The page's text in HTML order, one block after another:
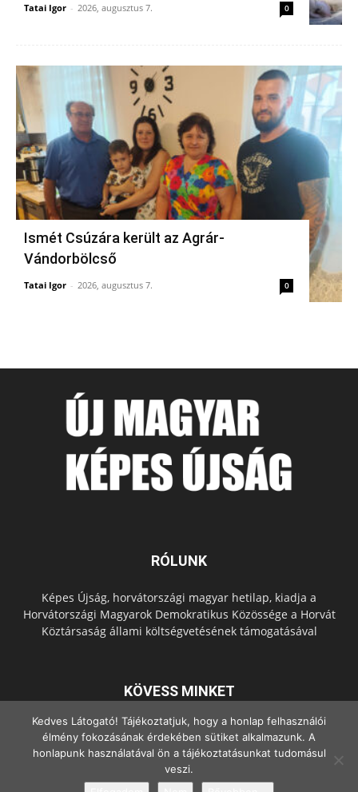
Tatai Igor - 2026, augusztus 7. 0
Ismét Csúzára került az Agrár-
Vándorbölcső
Tatai Igor - 2026, augusztus 7. 0
RÓLUNK
Képes Újság, horvátországi magyar hetilap, kiadja a
Horvátországi Magyarok Demokratikus Közössége a Horvát
Köztársaság állami költségvetésének támogatásával
KÖVESS MINKET
Kedves Látogató! Tájékoztatjuk, hogy a honlap felhasználói
élmény fokozásának érdekében sütiket alkalmazunk. A
honlapunk használatával ön a tájékoztatásunkat tudomásul
veszi.